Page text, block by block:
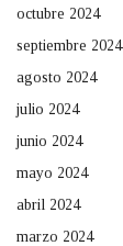
octubre 2024
septiembre 2024
agosto 2024
julio 2024
junio 2024
mayo 2024
abril 2024
marzo 2024